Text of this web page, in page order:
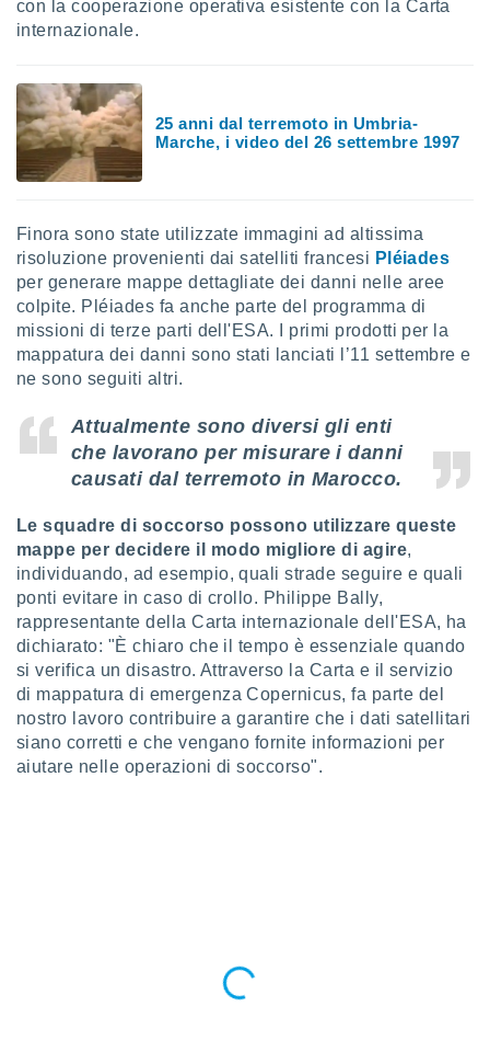
web,
e
di
sulla
al quale
Per
tuo
dei
cookie
sito
il
dei
con la cooperazione operativa esistente con la Carta
internazionale.
25 anni dal terremoto in Umbria-
Marche, i video del 26 settembre 1997
Finora sono state utilizzate immagini ad altissima
risoluzione provenienti dai satelliti francesi Pléiades
per generare mappe dettagliate dei danni nelle aree
colpite. Pléiades fa anche parte del programma di
missioni di terze parti dell'ESA. I primi prodotti per la
mappatura dei danni sono stati lanciati l’11 settembre e
ne sono seguiti altri.
Attualmente sono diversi gli enti
che lavorano per misurare i danni
causati dal terremoto in Marocco.
Le squadre di soccorso possono utilizzare queste
mappe per decidere il modo migliore di agire,
individuando, ad esempio, quali strade seguire e quali
ponti evitare in caso di crollo. Philippe Bally,
rappresentante della Carta internazionale dell'ESA, ha
dichiarato: "È chiaro che il tempo è essenziale quando
si verifica un disastro. Attraverso la Carta e il servizio
di mappatura di emergenza Copernicus, fa parte del
nostro lavoro contribuire a garantire che i dati satellitari
siano corretti e che vengano fornite informazioni per
aiutare nelle operazioni di soccorso".